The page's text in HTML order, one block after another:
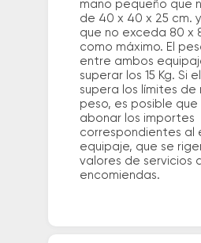
mano pequeño que
de 40 x 40 x 25 cm.
que no exceda 80 x
como máximo. El
entre ambos
superar los 15 Kg. Si
supera los límites de
peso, es posible
abonar los importes
correspondientes al
equipaje, que se
valores de servicios
encomiendas.